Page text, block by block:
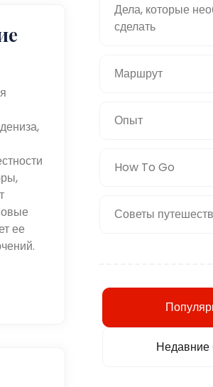
ее
Дела, которые
сделать
Маршрут
Опыт
How To Go
Советы
Недавние